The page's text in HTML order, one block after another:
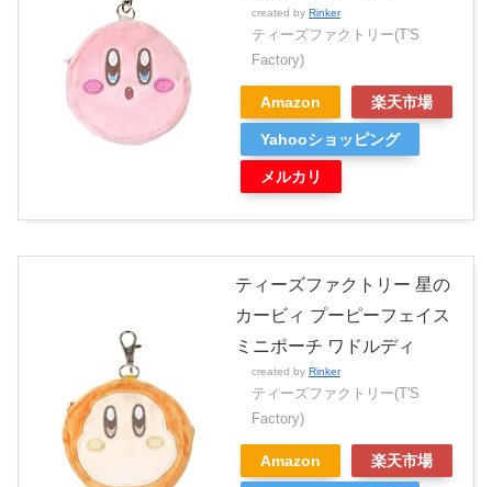
created by Rinker
ティーズファクトリー(T'S
Factory)
Amazon 楽天市場
Yahooショッピング
メルカリ
ティーズファクトリー 星の
カービィ プーピーフェイス
ミニポーチ ワドルディ
created by Rinker
ティーズファクトリー(T'S
Factory)
Amazon 楽天市場